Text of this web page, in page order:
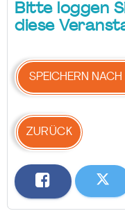
Bitte loggen
diese
SPEICHERN NACH
ZURÜCK